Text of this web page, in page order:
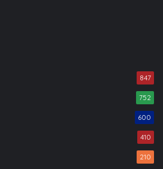
847
752
600
410
210